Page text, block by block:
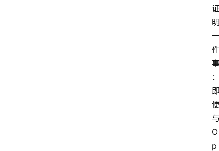
证
明
一
件
事
：
即
便
与
O
p